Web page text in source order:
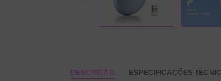
DESCRIÇÃO ESPECIFICAÇÕES